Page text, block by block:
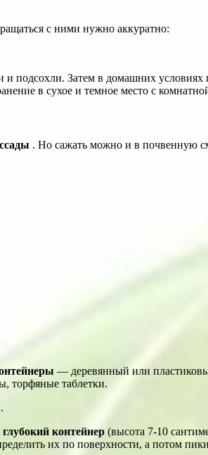
с ними нужно аккуратно:
и подсохли. Затем в домашних условиях
в сухое и темное место с
. Но сажать можно и в почвенную
— деревянный или
торфяные таблетки.
контейнер (высота 7-10
их по поверхности, а потом